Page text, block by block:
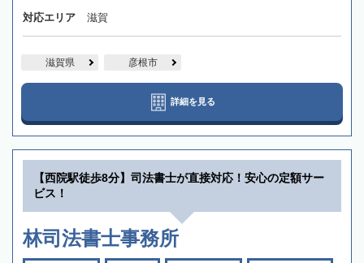
対応エリア 滋賀
滋賀県 彦根市
詳細を見る
【西院駅徒歩8分】司法書士が直接対応！安心の定額サー
ビス！
林司法書士事務所